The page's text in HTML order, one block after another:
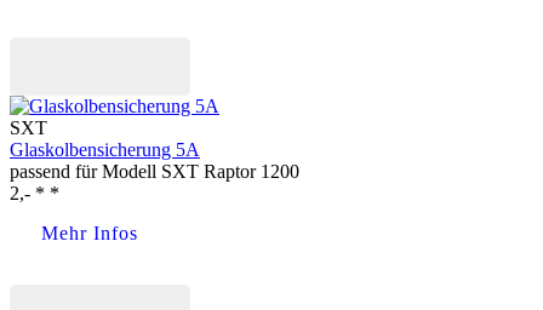
SXT
Glaskolbensicherung 5A
passend für Modell SXT Raptor 1200
2,- * *
Mehr Infos